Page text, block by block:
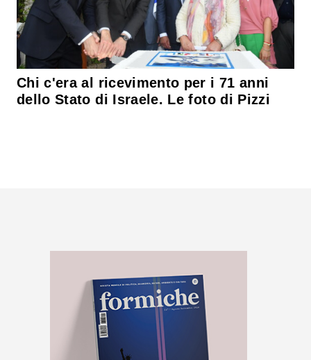
Chi c'era al ricevimento per i 71 anni
dello Stato di Israele. Le foto di Pizzi